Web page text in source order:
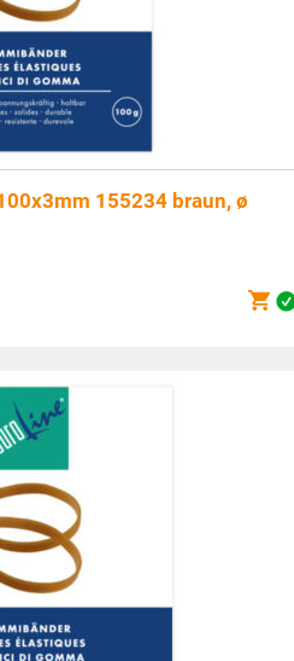
155234 braun, ø